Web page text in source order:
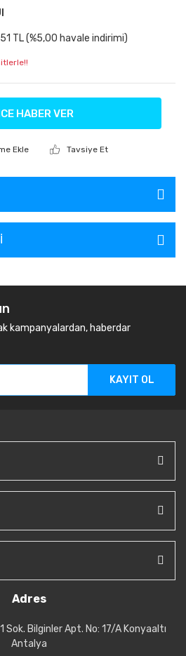
TL (%5,00 havale indirimi)
HABER VER
Tavsiye Et
kampanyalardan, haberdar
KAYIT OL
Adres
Bilginler Apt. No: 17/A Konyaaltı
Antalya